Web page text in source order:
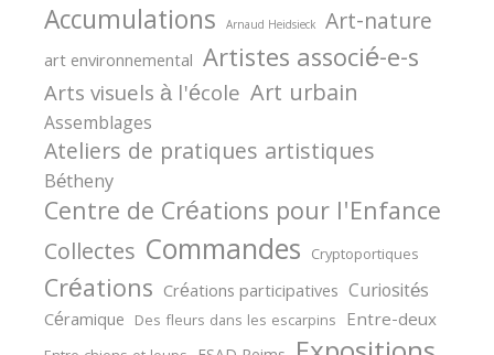
Accumulations Arnaud Heidsieck Art-nature
art environnemental Artistes associé-e-s
Arts visuels à l'école Art urbain
Assemblages
Ateliers de pratiques artistiques
Bétheny
Centre de Créations pour l'Enfance
Collectes Commandes Cryptoportiques
Créations Créations participatives Curiosités
Céramique Des fleurs dans les escarpins Entre-deux